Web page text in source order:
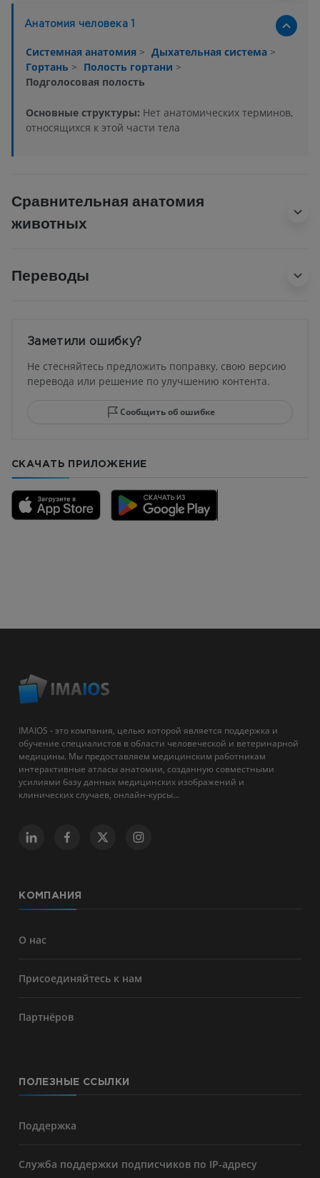
Анатомия человека 1
Системная анатомия > Дыхательная система >
Гортань > Полость гортани >
Подголосовая полость
Основные структуры: Нет анатомических терминов,
относящихся к этой части тела
Сравнительная анатомия
животных
Переводы
Заметили ошибку?
Не стесняйтесь предложить поправку, свою версию
перевода или решение по улучшению контента.
Сообщить об ошибке
СКАЧАТЬ ПРИЛОЖЕНИЕ
IMAIOS - это компания, целью которой является поддержка и
обучение специалистов в области человеческой и ветеринарной
медицины. Мы предоставляем медицинским работникам
интерактивные атласы анатомии, созданную совместными
усилиями базу данных медицинских изображений и
клинических случаев, онлайн-курсы...
КОМПАНИЯ
О нас
Присоединяйтесь к нам
Партнёров
ПОЛЕЗНЫЕ ССЫЛКИ
Поддержка
Служба поддержки подписчиков по IP-адресу